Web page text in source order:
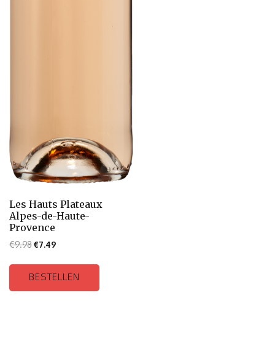
Les Hauts Plateaux
Alpes-de-Haute-
Provence
€9.98€7.49
BESTELLEN